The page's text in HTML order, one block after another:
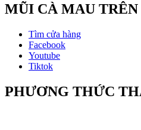
MŨI CÀ MAU TRÊN
Tìm cửa hàng
Facebook
Youtube
Tiktok
PHƯƠNG THỨC